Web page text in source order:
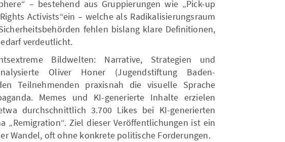
– bestehend aus Gruppierungen wie „Pick-up
Activists“ein – welche als Radikalisierungsraum
fehlen bislang klare Definitionen,
verdeutlicht.
Bildwelten: Narrative, Strategien und
Oliver Honer (Jugendstiftung Baden-
Teilnehmenden praxisnah die visuelle Sprache
Memes und KI-generierte Inhalte erzielen
durchschnittlich 3.700 Likes bei KI-generierten
„Remigration“. Ziel dieser Veröffentlichungen ist ein
Wandel, oft ohne konkrete politische Forderungen.